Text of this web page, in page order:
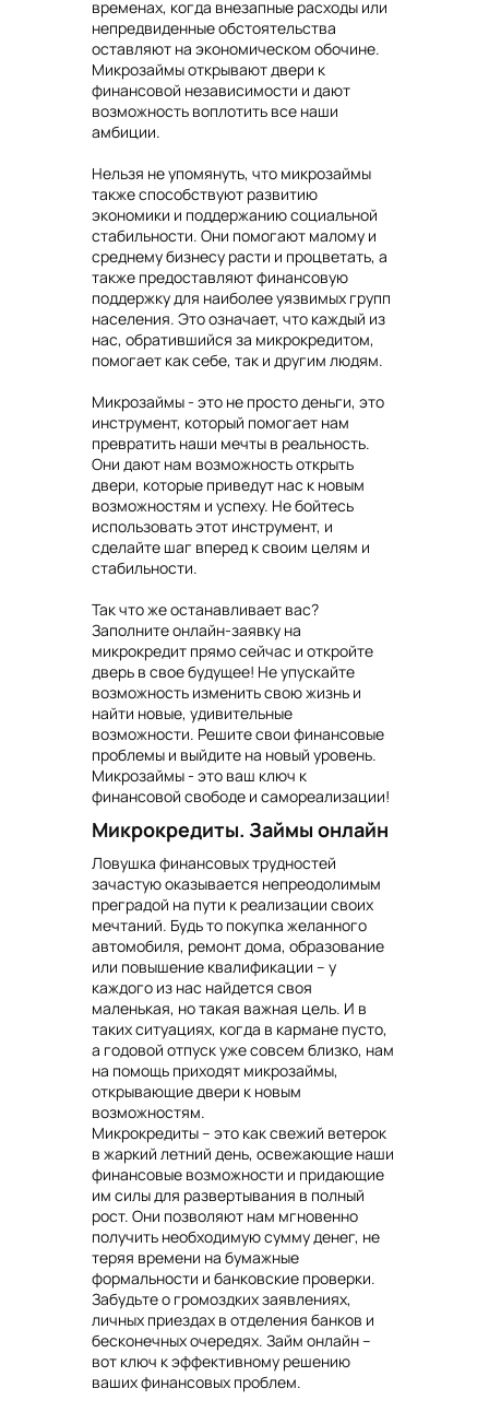
временах, когда внезапные расходы или
непредвиденные обстоятельства
оставляют на экономическом обочине.
Микрозаймы открывают двери к
финансовой независимости и дают
возможность воплотить все наши
амбиции.
Нельзя не упомянуть, что микрозаймы
также способствуют развитию
экономики и поддержанию социальной
стабильности. Они помогают малому и
среднему бизнесу расти и процветать, а
также предоставляют финансовую
поддержку для наиболее уязвимых групп
населения. Это означает, что каждый из
нас, обратившийся за микрокредитом,
помогает как себе, так и другим людям.
Микрозаймы - это не просто деньги, это
инструмент, который помогает нам
превратить наши мечты в реальность.
Они дают нам возможность открыть
двери, которые приведут нас к новым
возможностям и успеху. Не бойтесь
использовать этот инструмент, и
сделайте шаг вперед к своим целям и
стабильности.
Так что же останавливает вас?
Заполните онлайн-заявку на
микрокредит прямо сейчас и откройте
дверь в свое будущее! Не упускайте
возможность изменить свою жизнь и
найти новые, удивительные
возможности. Решите свои финансовые
проблемы и выйдите на новый уровень.
Микрозаймы - это ваш ключ к
финансовой свободе и самореализации!
Микрокредиты. Займы онлайн
Ловушка финансовых трудностей
зачастую оказывается непреодолимым
преградой на пути к реализации своих
мечтаний. Будь то покупка желанного
автомобиля, ремонт дома, образование
или повышение квалификации – у
каждого из нас найдется своя
маленькая, но такая важная цель. И в
таких ситуациях, когда в кармане пусто,
а годовой отпуск уже совсем близко, нам
на помощь приходят микрозаймы,
открывающие двери к новым
возможностям.
Микрокредиты – это как свежий ветерок
в жаркий летний день, освежающие наши
финансовые возможности и придающие
им силы для развертывания в полный
рост. Они позволяют нам мгновенно
получить необходимую сумму денег, не
теряя времени на бумажные
формальности и банковские проверки.
Забудьте о громоздких заявлениях,
личных приездах в отделения банков и
бесконечных очередях. Займ онлайн –
вот ключ к эффективному решению
ваших финансовых проблем.